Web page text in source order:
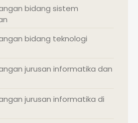
bidang sistem
bidang teknologi
jurusan informatika dan
jurusan informatika di